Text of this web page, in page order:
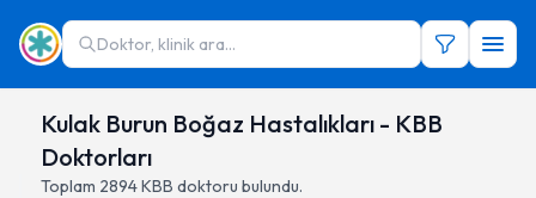
Doktor, klinik ara...
Kulak Burun Boğaz Hastalıkları - KBB
Doktorları
Toplam 2894KBB doktoru bulundu.